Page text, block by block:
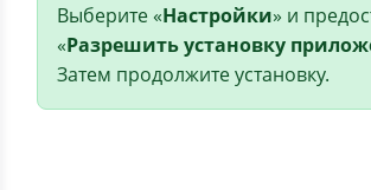
Выберите «Настройки» и
«Разрешить установку
Затем продолжите установку.